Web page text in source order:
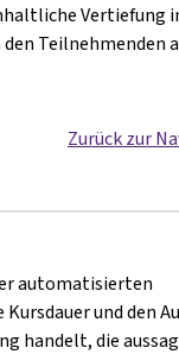
Vertiefung
Teilnehmenden
Zurück zur
automatisierten
und den
handelt, die